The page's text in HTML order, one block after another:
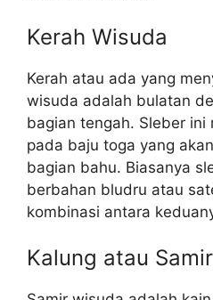
Kerah Wisuda
Kerah atau ada yang
wisuda adalah bulatan
bagian tengah. Sleber ini
pada baju toga yang
bagian bahu. Biasanya
berbahan bludru atau
kombinasi antara
Kalung atau